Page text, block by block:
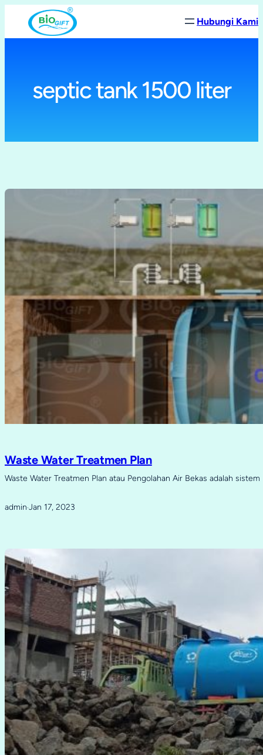
konten
Hubungi Kami
septic tank 1500 liter
Waste Water Treatmen Plan
Waste Water Treatmen Plan atau Pengolahan Air Bekas adalah
admin·Jan 17, 2023